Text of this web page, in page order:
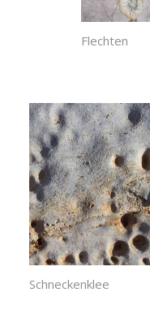
Flechten
Schneckenklee